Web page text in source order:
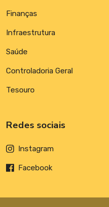
Finanças
Infraestrutura
Saúde
Controladoria Geral
Tesouro
Redes sociais
Instagram
Facebook